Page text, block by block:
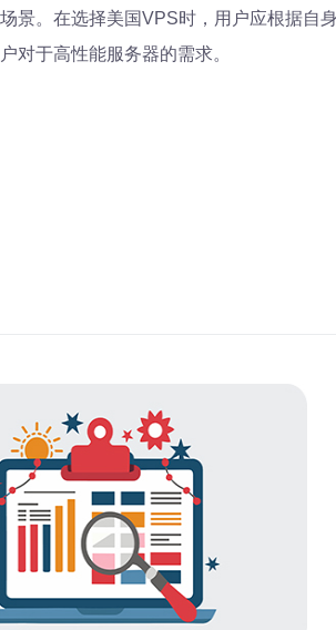
景。在选择美国VPS时，用户应根据自
对于高性能服务器的需求。